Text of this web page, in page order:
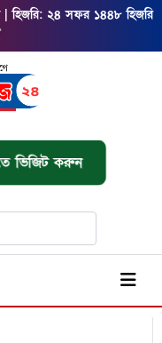
| হিজরি: ২৪ সফর ১৪৪৮ হিজরি
ভিজিট করুন